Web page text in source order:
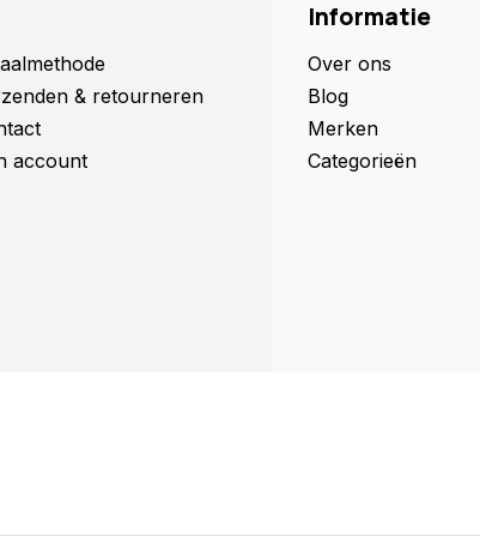
& retourneren
account
Informatie
Over ons
Blog
Merken
Categorieën